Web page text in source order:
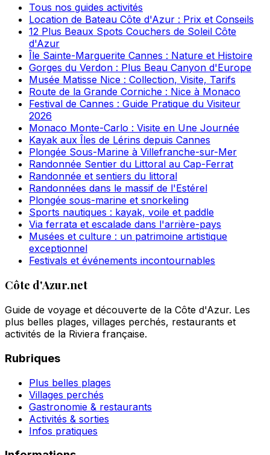
Tous nos guides activités
Location de Bateau Côte d'Azur : Prix et Conseils
12 Plus Beaux Spots Couchers de Soleil Côte
d'Azur
Île Sainte-Marguerite Cannes : Nature et Histoire
Gorges du Verdon : Plus Beau Canyon d'Europe
Musée Matisse Nice : Collection, Visite, Tarifs
Route de la Grande Corniche : Nice à Monaco
Festival de Cannes : Guide Pratique du Visiteur
2026
Monaco Monte-Carlo : Visite en Une Journée
Kayak aux Îles de Lérins depuis Cannes
Plongée Sous-Marine à Villefranche-sur-Mer
Randonnée Sentier du Littoral au Cap-Ferrat
Randonnée et sentiers du littoral
Randonnées dans le massif de l'Estérel
Plongée sous-marine et snorkeling
Sports nautiques : kayak, voile et paddle
Via ferrata et escalade dans l'arrière-pays
Musées et culture : un patrimoine artistique
exceptionnel
Festivals et événements incontournables
Côte d'Azur.net
Guide de voyage et découverte de la Côte d'Azur. Les
plus belles plages, villages perchés, restaurants et
activités de la Riviera française.
Rubriques
Plus belles plages
Villages perchés
Gastronomie & restaurants
Activités & sorties
Infos pratiques